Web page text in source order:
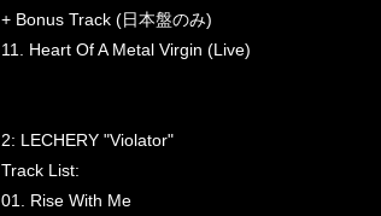
+ Bonus Track (日本盤のみ)
11. Heart Of A Metal Virgin (Live)
2: LECHERY "Violator"
Track List:
01. Rise With Me